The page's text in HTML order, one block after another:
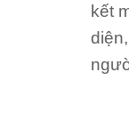
kết